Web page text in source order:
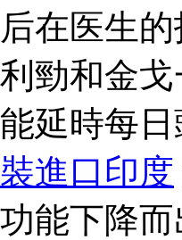
后在医生
利勁和金
能延時每
裝進口印度
功能下降